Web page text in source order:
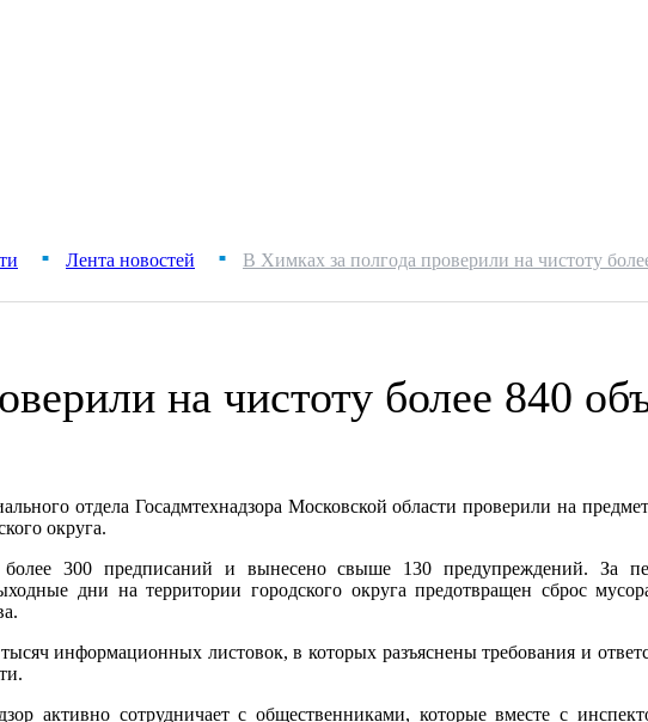
■ Лента новостей ■ В Химках за полгода проверили на чистоту
на чистоту более 840
отдела Госадмтехнадзора Московской области проверили на
округа.
300 предписаний и вынесено свыше 130 предупреждений. За
дни на территории городского округа предотвращен сброс
информационных листовок, в которых разъяснены требования и
активно сотрудничает с общественниками, которые вместе с